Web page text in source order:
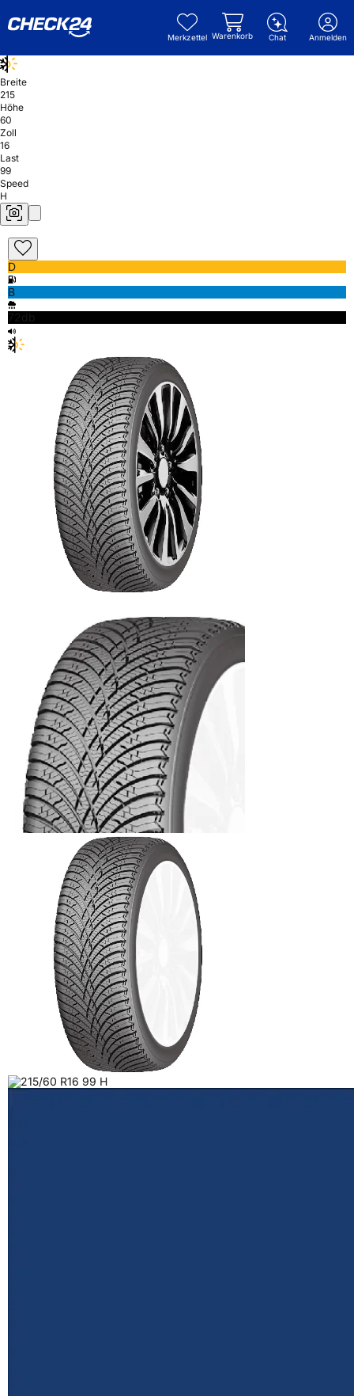
Merkzettel Warenkorb Chat Anmelden
Breite
215
Höhe
60
Zoll
16
Last
99
Speed
H
D
B
72db